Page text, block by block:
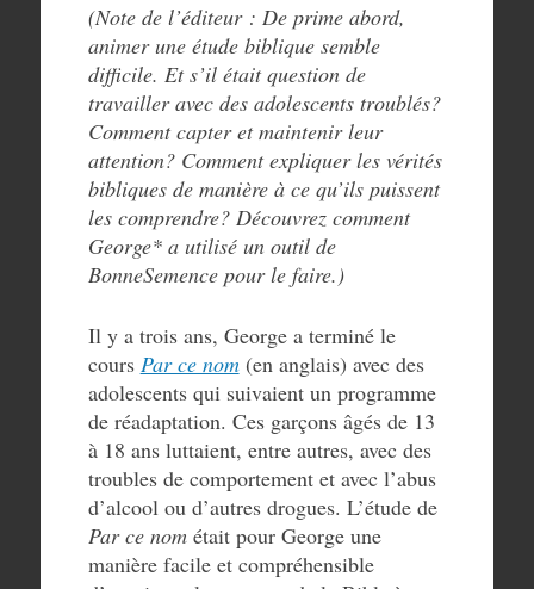
(Note de l’éditeur : De prime abord,
animer une étude biblique semble
difficile. Et s’il était question de
travailler avec des adolescents troublés?
Comment capter et maintenir leur
attention? Comment expliquer les vérités
bibliques de manière à ce qu’ils puissent
les comprendre? Découvrez comment
George* a utilisé un outil de
BonneSemence pour le faire.)
Il y a trois ans, George a terminé le
cours Par ce nom(en anglais) avec des
adolescents qui suivaient un programme
de réadaptation. Ces garçons âgés de 13
à 18 ans luttaient, entre autres, avec des
troubles de comportement et avec l’abus
d’alcool ou d’autres drogues. L’étude de
Par ce nom était pour George une
manière facile et compréhensible